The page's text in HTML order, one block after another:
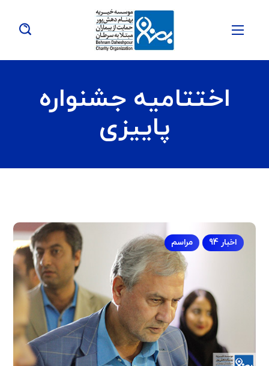
اختتامیه جشنواره
پاییزی
اخبار 94 مراسم